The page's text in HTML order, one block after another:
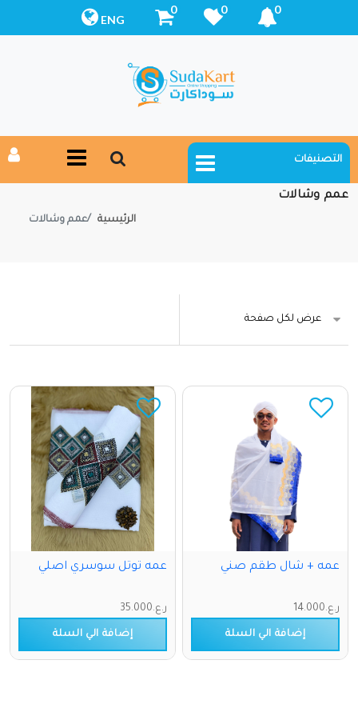
0
0
0
ENG
التصنيفات
عمم وشالات
الرئيسية عمم وشالات
عمه + شال طقم صني
ر.ع.14.000
إضافة الي السلة
عمه توتل سوسري اصلي
ر.ع.35.000
إضافة الي السلة